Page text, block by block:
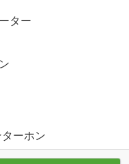
ター
ーホン